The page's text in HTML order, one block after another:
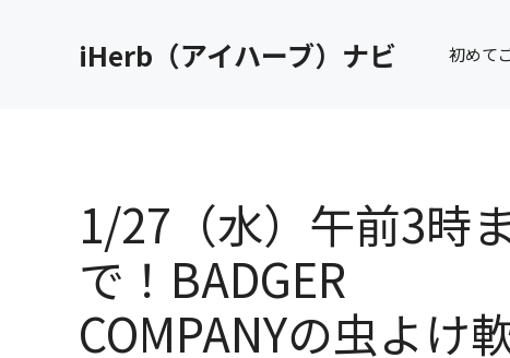
iHerb（アイハーブ）ナビ 初めて
1/27（水）午前3時
で！BADGER
COMPANYの虫よけ